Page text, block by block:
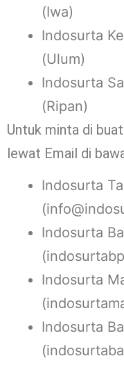
(Iwa)
Indosurta
(Ulum)
Indosurta
(Ripan)
Untuk minta di
lewat Email di
Indosurta
Indosurta
Indosurta
Indosurta